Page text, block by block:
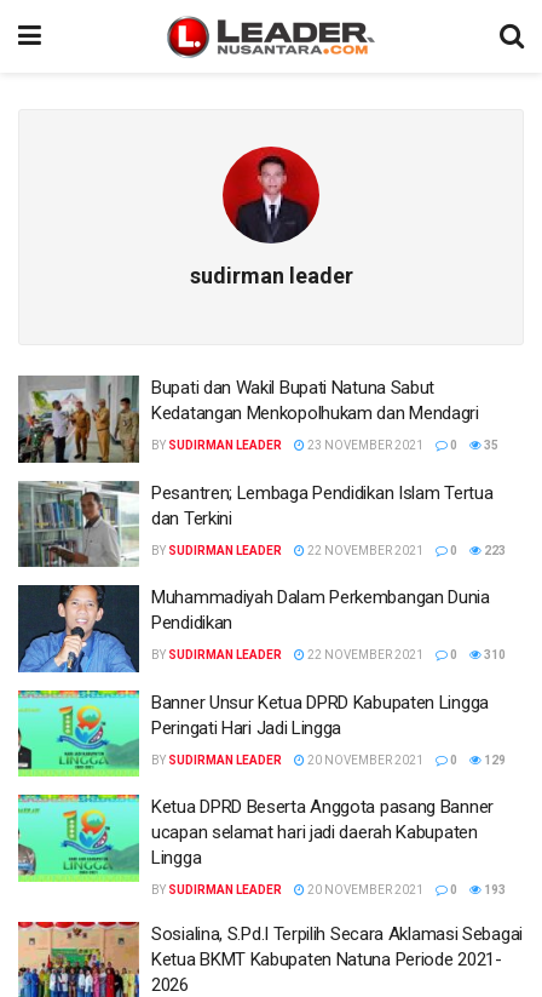
sudirman leader
Bupati dan Wakil Bupati Natuna Sabut
Kedatangan Menkopolhukam dan Mendagri
BY SUDIRMAN LEADER 23 NOVEMBER 2021 0 35
Pesantren; Lembaga Pendidikan Islam Tertua
dan Terkini
BY SUDIRMAN LEADER 22 NOVEMBER 2021 0 223
Muhammadiyah Dalam Perkembangan Dunia
Pendidikan
BY SUDIRMAN LEADER 22 NOVEMBER 2021 0 310
Banner Unsur Ketua DPRD Kabupaten Lingga
Peringati Hari Jadi Lingga
BY SUDIRMAN LEADER 20 NOVEMBER 2021 0 129
Ketua DPRD Beserta Anggota pasang Banner
ucapan selamat hari jadi daerah Kabupaten
Lingga
BY SUDIRMAN LEADER 20 NOVEMBER 2021 0 193
Sosialina, S.Pd.I Terpilih Secara Aklamasi Sebagai
Ketua BKMT Kabupaten Natuna Periode 2021-
2026